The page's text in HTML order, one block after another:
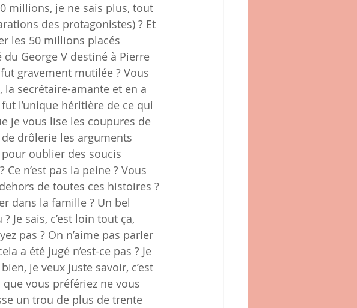
millions, je ne sais plus, tout
des protagonistes) ? Et
les 50 millions placés
George V destiné à Pierre
gravement mutilée ? Vous
la secrétaire-amante et en a
l’unique héritière de ce qui
je vous lise les coupures de
de drôlerie les arguments
oublier des soucis
n’est pas la peine ? Vous
de toutes ces histoires ?
dans la famille ? Un bel
Je sais, c’est loin tout ça,
pas ? On n’aime pas parler
a été jugé n’est-ce pas ? Je
je veux juste savoir, c’est
vous préfériez ne vous
un trou de plus de trente